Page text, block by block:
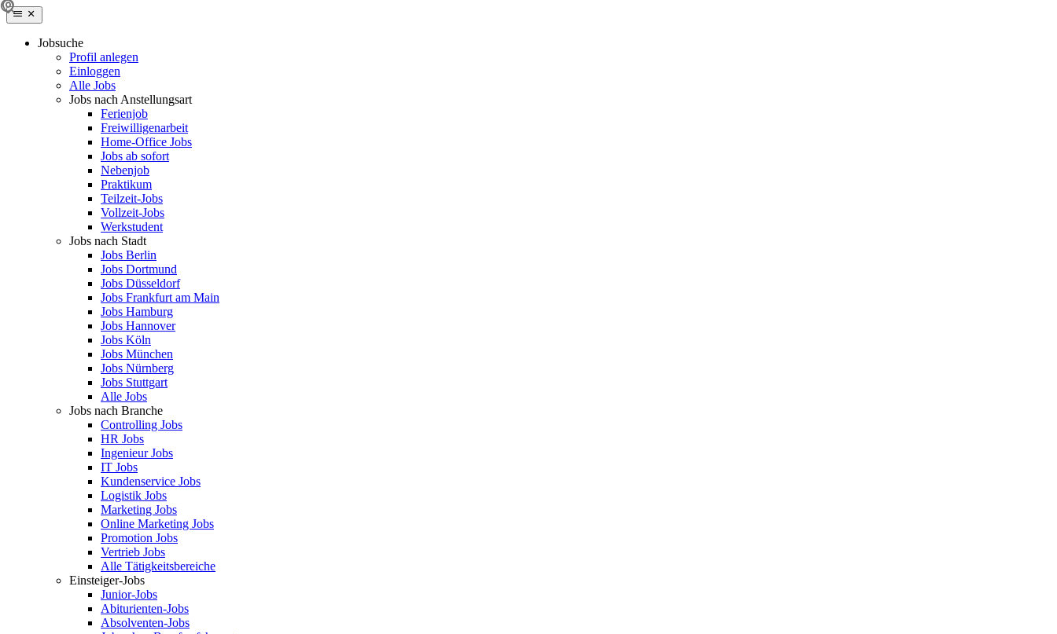
Jobsuche
Profil anlegen
Einloggen
Alle Jobs
Jobs nach Anstellungsart
Ferienjob
Freiwilligenarbeit
Home-Office Jobs
Jobs ab sofort
Nebenjob
Praktikum
Teilzeit-Jobs
Vollzeit-Jobs
Werkstudent
Jobs nach Stadt
Jobs Berlin
Jobs Dortmund
Jobs Düsseldorf
Jobs Frankfurt am Main
Jobs Hamburg
Jobs Hannover
Jobs Köln
Jobs München
Jobs Nürnberg
Jobs Stuttgart
Alle Jobs
Jobs nach Branche
Controlling Jobs
HR Jobs
Ingenieur Jobs
IT Jobs
Kundenservice Jobs
Logistik Jobs
Marketing Jobs
Online Marketing Jobs
Promotion Jobs
Vertrieb Jobs
Alle Tätigkeitsbereiche
Einsteiger-Jobs
Junior-Jobs
Abiturienten-Jobs
Absolventen-Jobs